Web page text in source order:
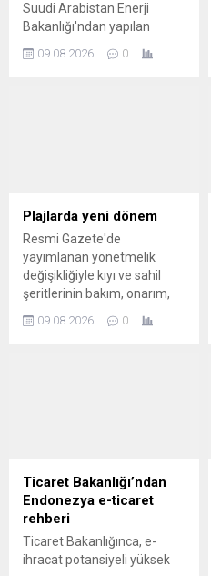
Suudi Arabistan Enerji
Bakanlığı'ndan yapılan
günü erken saatlerde Saudi
09.08.2026 0
Plajlarda yeni dönem
Resmi Gazete'de
yayımlanan yönetmelik
değişikliğiyle kıyı ve sahil
şeritlerinin bakım, onarım,
işlemlerinde Bakanlığın ilgili
09.08.2026 0
Ticaret Bakanlığı’ndan
Endonezya e-ticaret
rehberi
Ticaret Bakanlığınca, e-
ihracat potansiyeli yüksek